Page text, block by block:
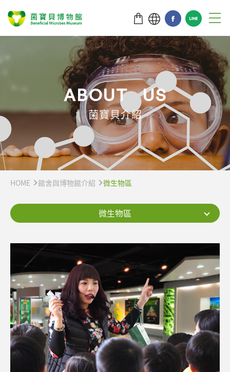
ABOUT US
菌寶貝介紹
HOME 館舍與博物館介紹 微生物區
微生物區